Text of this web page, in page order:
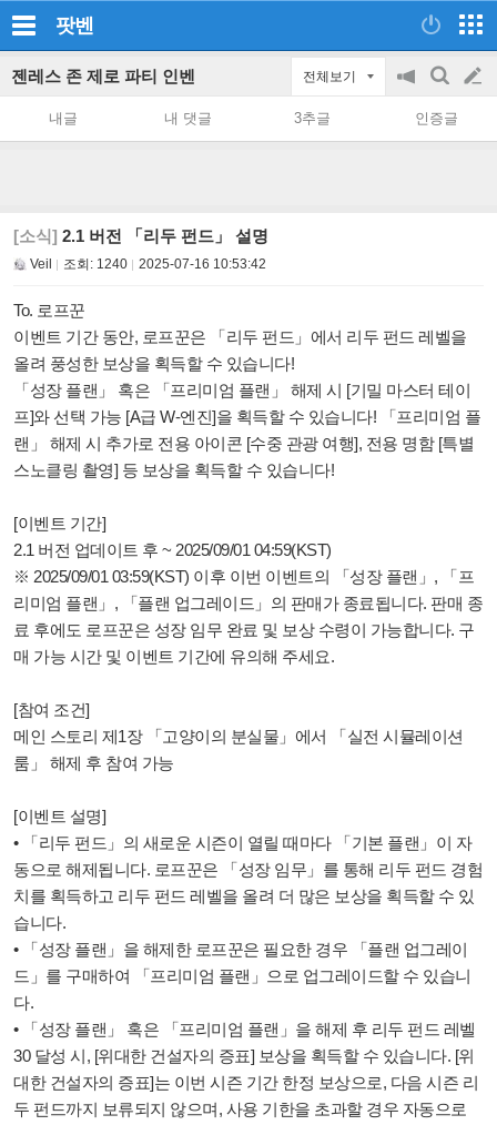
팟벤
젠레스 존 제로 파티 인벤 전체보기
공
on/off
검
색
글
쓰
내글 내 댓글 3추글 인증글
[소식] 2.1 버전 「리두 펀드」 설명
Veil 조회: 1240 2025-07-16 10:53:42
To. 로프꾼
이벤트 기간 동안, 로프꾼은 「리두 펀드」에서 리두 펀드 레벨을
올려 풍성한 보상을 획득할 수 있습니다!
「성장 플랜」 혹은 「프리미엄 플랜」 해제 시 [기밀 마스터 테이
프]와 선택 가능 [A급 W-엔진]을 획득할 수 있습니다! 「프리미엄 플
랜」 해제 시 추가로 전용 아이콘 [수중 관광 여행], 전용 명함 [특별
스노클링 촬영] 등 보상을 획득할 수 있습니다!
[이벤트 기간]
2.1 버전 업데이트 후 ~ 2025/09/01 04:59(KST)
※ 2025/09/01 03:59(KST) 이후 이번 이벤트의 「성장 플랜」, 「프
리미엄 플랜」, 「플랜 업그레이드」의 판매가 종료됩니다. 판매 종
료 후에도 로프꾼은 성장 임무 완료 및 보상 수령이 가능합니다. 구
매 가능 시간 및 이벤트 기간에 유의해 주세요.
[참여 조건]
메인 스토리 제1장 「고양이의 분실물」에서 「실전 시뮬레이션
룸」 해제 후 참여 가능
[이벤트 설명]
• 「리두 펀드」의 새로운 시즌이 열릴 때마다 「기본 플랜」이 자
동으로 해제됩니다. 로프꾼은 「성장 임무」를 통해 리두 펀드 경험
치를 획득하고 리두 펀드 레벨을 올려 더 많은 보상을 획득할 수 있
습니다.
• 「성장 플랜」을 해제한 로프꾼은 필요한 경우 「플랜 업그레이
드」를 구매하여 「프리미엄 플랜」으로 업그레이드할 수 있습니
다.
• 「성장 플랜」 혹은 「프리미엄 플랜」을 해제 후 리두 펀드 레벨
30 달성 시, [위대한 건설자의 증표] 보상을 획득할 수 있습니다. [위
대한 건설자의 증표]는 이번 시즌 기간 한정 보상으로, 다음 시즌 리
두 펀드까지 보류되지 않으며, 사용 기한을 초과할 경우 자동으로